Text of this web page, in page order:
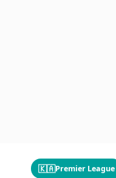
🇰🇦Premier League